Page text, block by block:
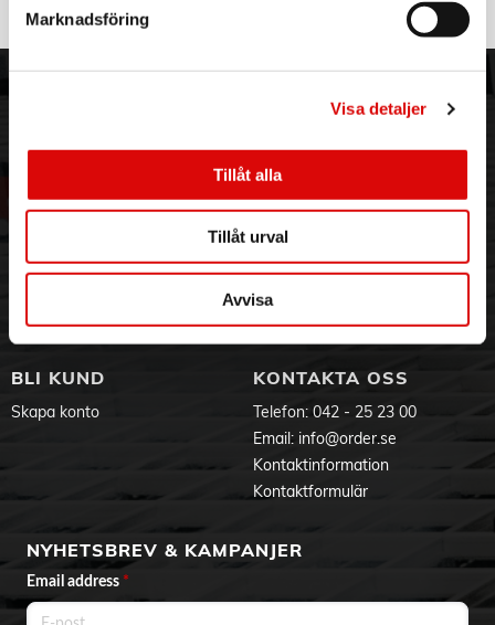
Marknadsföring
Visa detaljer
Tillåt alla
Tillåt urval
Avvisa
Hållbarhet
Jobba hos oss
Varumärken
KUNDTJÄNST
Service & Support
Ansökan om RMA
Godsefterlysning & Felleverans
Integritetspolicy
Om cookies
BLI KUND
Skapa konto
KONTAKTA OSS
Telefon: 042 - 25 23 00
Email: info@order.se
Kontaktinformation
Kontaktformulär
NYHETSBREV & KAMPANJER
Email address *